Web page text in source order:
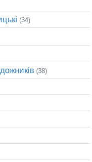
(34)
(38)